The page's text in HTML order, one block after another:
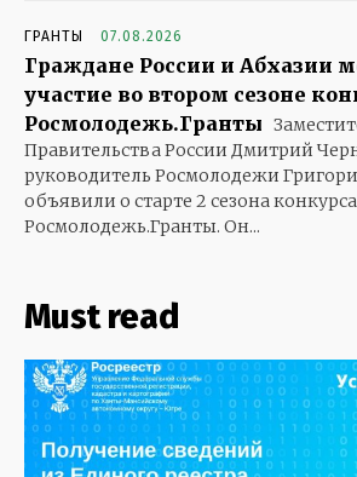
ГРАНТЫ 07.08.2026
Граждане России и Абхазии
участие во втором сезоне
Росмолодежь.Гранты
Правительства России Дмитрий
руководитель Росмолодежи
объявили о старте 2 сезона конкурса
Росмолодежь.Гранты. Он...
Must read